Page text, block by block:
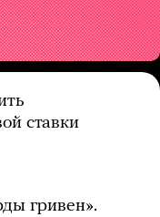
ставки
гривен».